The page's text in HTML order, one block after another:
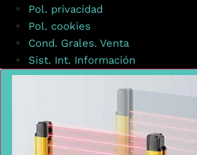
Pol. privacidad
Pol. cookies
Cond. Grales. Venta
Sist. Int. Información